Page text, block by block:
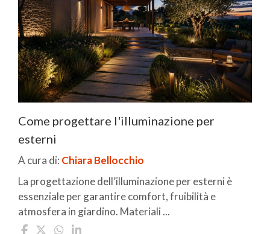
Come progettare l'illuminazione per
esterni
A cura di: Chiara Bellocchio
La progettazione dell’illuminazione per esterni è
essenziale per garantire comfort, fruibilità e
atmosfera in giardino. Materiali ...